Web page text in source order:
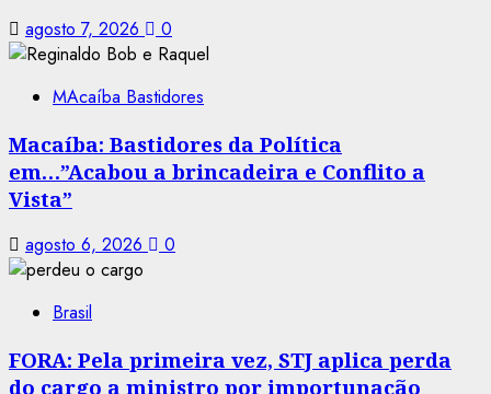
agosto 7, 2026 0
MAcaíba Bastidores
Macaíba: Bastidores da Política
em…”Acabou a brincadeira e Conflito a
Vista”
agosto 6, 2026 0
Brasil
FORA: Pela primeira vez, STJ aplica perda
do cargo a ministro por importunação